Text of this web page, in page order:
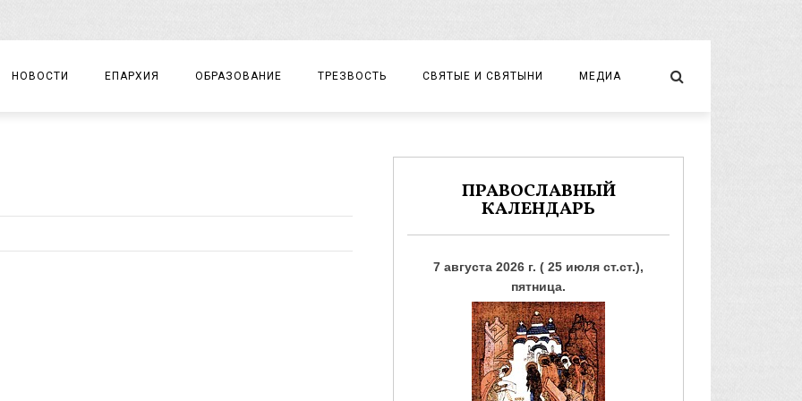
НОВОСТИ ЕПАРХИЯ
ДОКУМЕНТЫ
ЕПАРХИАЛЬНЫЕ ОТДЕЛЫ
ОБРАЗОВАНИЕ
ДЕТСКИЙ ТУРИЗМ
ТРЕЗВОСТЬ
ЗАМЕТКИ
СВЯТЫЕ И СВЯТЫНИ МЕДИА
ФОТО
ПРАВОСЛАВНЫЙ
КАЛЕНДАРЬ
7 августа 2026 г. ( 25 июля ст.ст.),
пятница.